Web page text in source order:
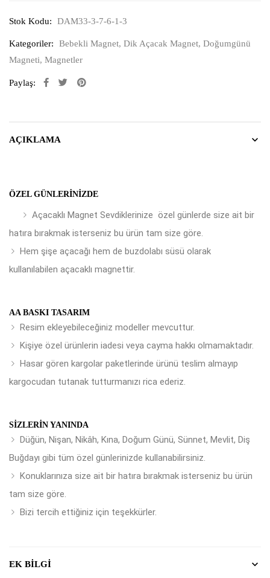
Stok Kodu: DAM33-3-7-6-1-3
Kategoriler: Bebekli Magnet, Dik Açacak Magnet, Doğumgünü
Magneti, Magnetler
Paylaş:
AÇIKLAMA
ÖZEL GÜNLERINIZDE
Açacaklı Magnet Sevdiklerinize özel günlerde size ait bir
hatıra bırakmak isterseniz bu ürün tam size göre.
Hem şişe açacağı hem de buzdolabı süsü olarak
kullanılabilen açacaklı magnettir.
AA BASKI TASARIM
Resim ekleyebileceğiniz modeller mevcuttur.
Kişiye özel ürünlerin iadesi veya cayma hakkı olmamaktadır.
Hasar gören kargolar paketlerinde ürünü teslim almayıp
kargocudan tutanak tutturmanızı rica ederiz.
SIZLERIN YANINDA
Düğün, Nişan, Nikâh, Kına, Doğum Günü, Sünnet, Mevlit, Diş
Buğdayı gibi tüm özel günlerinizde kullanabilirsiniz.
Konuklarınıza size ait bir hatıra bırakmak isterseniz bu ürün
tam size göre.
Bizi tercih ettiğiniz için teşekkürler.
EK BILGI